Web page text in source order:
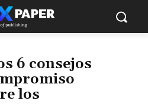
6 consejos
los